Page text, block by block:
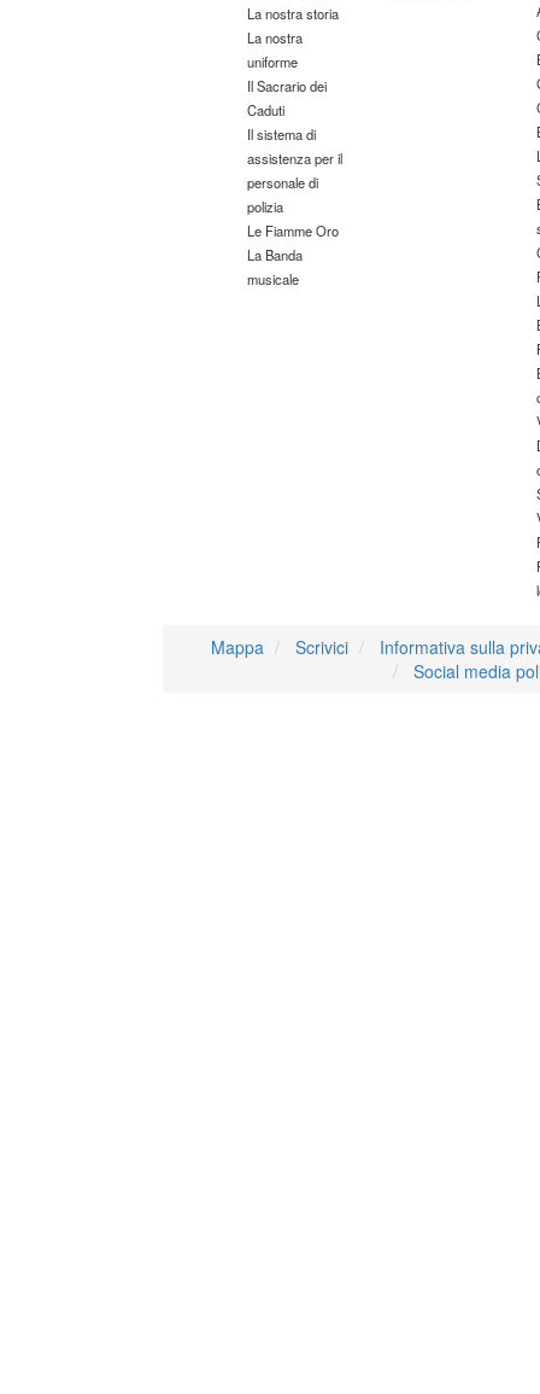
La nostra storia
La nostra
uniforme
Il Sacrario dei
Caduti
Il sistema di
assistenza per il
personale di
polizia
Le Fiamme Oro
La Banda
musicale
Mappa Scrivici
Informativa sulla
Social media